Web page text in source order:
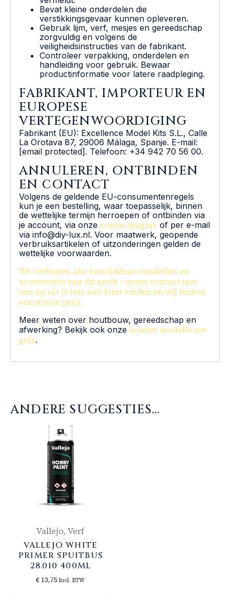
Bevat kleine onderdelen die
verstikkingsgevaar kunnen opleveren.
Gebruik lijm, verf, mesjes en gereedschap
zorgvuldig en volgens de
veiligheidsinstructies van de fabrikant.
Controleer verpakking, onderdelen en
handleiding voor gebruik. Bewaar
productinformatie voor latere raadpleging.
FABRIKANT, IMPORTEUR EN
EUROPESE
VERTEGENWOORDIGING
Fabrikant (EU): Excellence Model Kits S.L., Calle
La Orotava 87, 29006 Málaga, Spanje. E-mail:
[email protected]. Telefoon: +34 942 70 56 00.
ANNULEREN, ONTBINDEN
EN CONTACT
Volgens de geldende EU-consumentenregels
kun je een bestelling, waar toepasselijk, binnen
de wettelijke termijn herroepen of ontbinden via
je account, via onze contactpagina of per e-mail
via info@diy-lux.nl. Voor maatwerk, geopende
verbruiksartikelen of uitzonderingen gelden de
wettelijke voorwaarden.
We verkopen alle beschikbare modellen en
accessoires van dit merk – neem contact met
ons op als je iets niet kunt vinden en wij maken
een mooie prijs.
Meer weten over houtbouw, gereedschap en
afwerking? Bekijk ook onze houten modelbouw
gids.
ANDERE SUGGESTIES…
Vallejo, Verf
VALLEJO WHITE
PRIMER SPUITBUS
28.010 400ML
€ 13,75 Incl. BTW